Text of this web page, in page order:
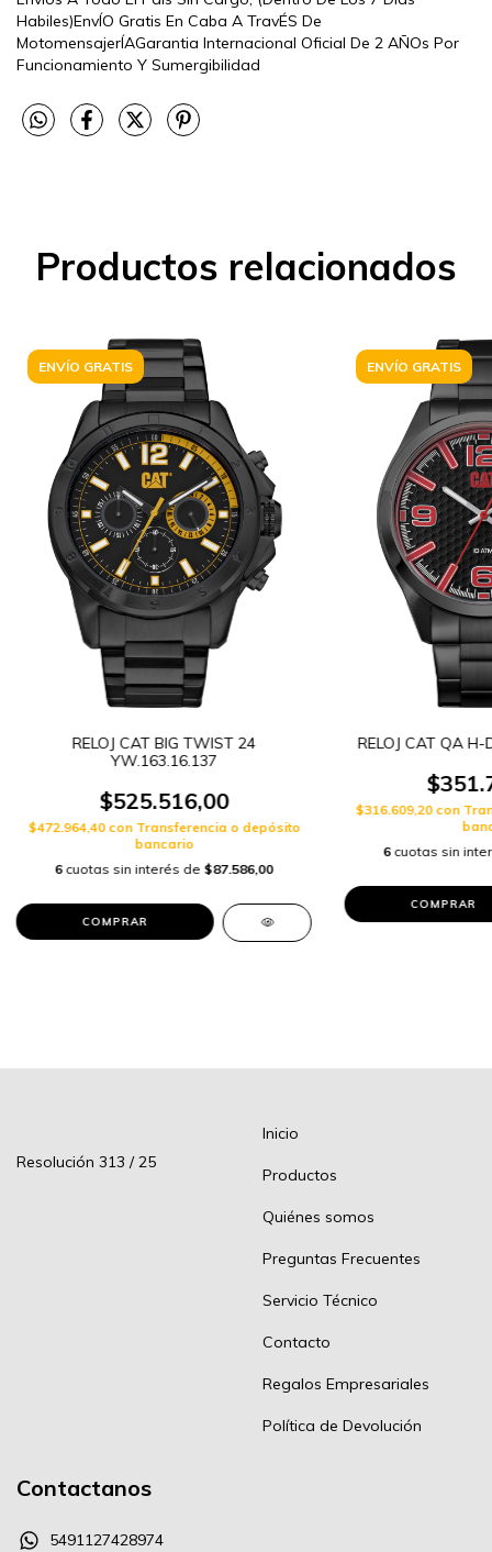
Habiles)EnvÍO Gratis En Caba A TravÉS De
MotomensajerÍAGarantia Internacional Oficial De 2 AÑOs Por
Funcionamiento Y Sumergibilidad
Productos relacionados
ENVÍO GRATIS
RELOJ CAT BIG TWIST 24
YW.163.16.137
$525.516,00
$472.964,40 con Transferencia o depósito
bancario
6 cuotas sin interés de $87.586,00
ENVÍO GRATIS
RELOJ CAT QA
$316.609,20 con
6 cuotas sin
Resolución 313 / 25
Inicio
Productos
Quiénes somos
Preguntas Frecuentes
Servicio Técnico
Contacto
Regalos Empresariales
Política de Devolución
Contactanos
5491127428974